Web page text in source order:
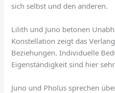
sich selbst und den anderen.
Lilith und Juno betonen
Konstellation zeigt das
Beziehungen. Individuelle
Eigenständigkeit sind hier
Juno und Pholus sprechen